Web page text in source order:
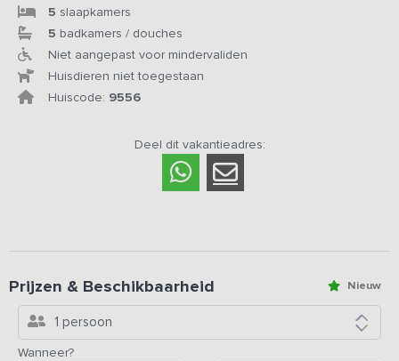
5 slaapkamers
5 badkamers / douches
Niet aangepast voor mindervaliden
Huisdieren niet toegestaan
Huiscode: 9556
Deel dit vakantieadres:
Nieuw
Prijzen & Beschikbaarheid
1 persoon
Wanneer?